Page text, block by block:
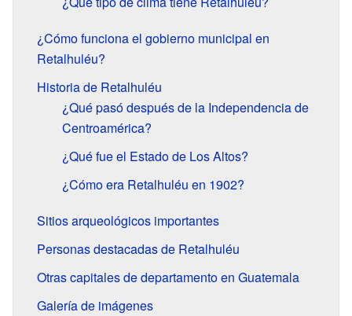
¿Cómo funciona el gobierno municipal en
Retalhuléu?
Historia de Retalhuléu
¿Qué pasó después de la Independencia de
Centroamérica?
¿Qué fue el Estado de Los Altos?
¿Cómo era Retalhuléu en 1902?
Sitios arqueológicos importantes
Personas destacadas de Retalhuléu
Otras capitales de departamento en Guatemala
Galería de imágenes